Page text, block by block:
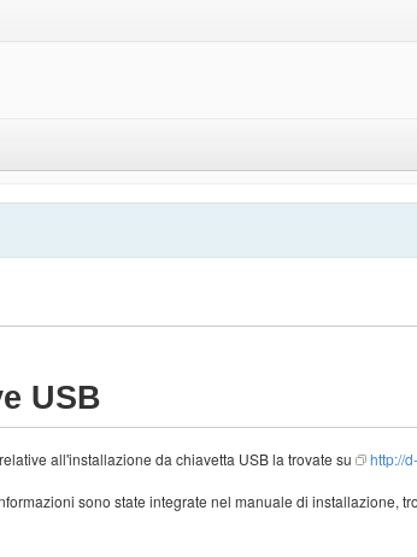
USB
all'installazione da chiavetta USB la trovate su http://
sono state integrate nel manuale di installazione,